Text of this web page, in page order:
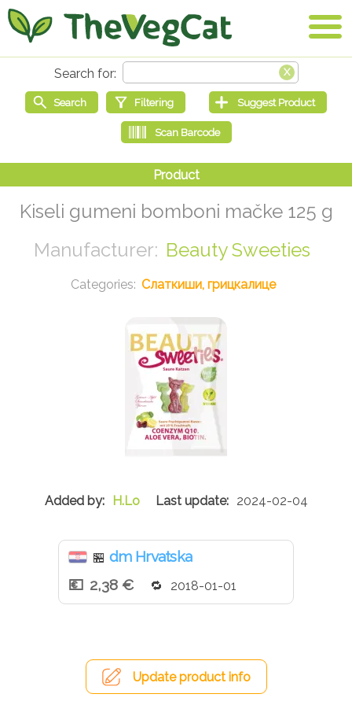
Kiseli gumeni bomboni mačke 125 g
Beauty Sweeties
Слаткиши, грицкалице
H.Lo 2024-02-04
🏪 dm Hrvatska
2,38 €
2018-01-01
Update product info